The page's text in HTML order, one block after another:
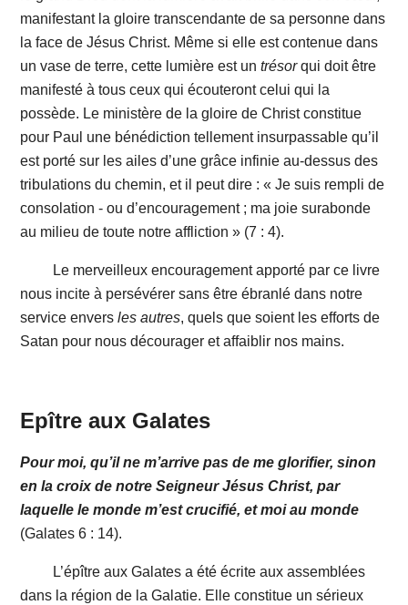
manifestant la gloire transcendante de sa personne dans
la face de Jésus Christ. Même si elle est contenue dans
un vase de terre, cette lumière est untrésorqui doit être
manifesté à tous ceux qui écouteront celui qui la
possède. Le ministère de la gloire de Christ constitue
pour Paul une bénédiction tellement insurpassable qu’il
est porté sur les ailes d’une grâce infinie au-dessus des
tribulations du chemin, et il peut dire : « Je suis rempli de
consolation - ou d’encouragement ; ma joie surabonde
au milieu de toute notre affliction » (7 : 4).
Le merveilleux encouragement apporté par ce livre
nous incite à persévérer sans être ébranlé dans notre
service enversles autres, quels que soient les efforts de
Satan pour nous décourager et affaiblir nos mains.
Epître aux Galates
Pour moi, qu’il ne m’arrive pas de me glorifier, sinon
en la croix de notre Seigneur Jésus Christ, par
laquelle le monde m’est crucifié, et moi au monde
(Galates 6 : 14).
L’épître aux Galates a été écrite aux assemblées
dans la région de la Galatie. Elle constitue un sérieux